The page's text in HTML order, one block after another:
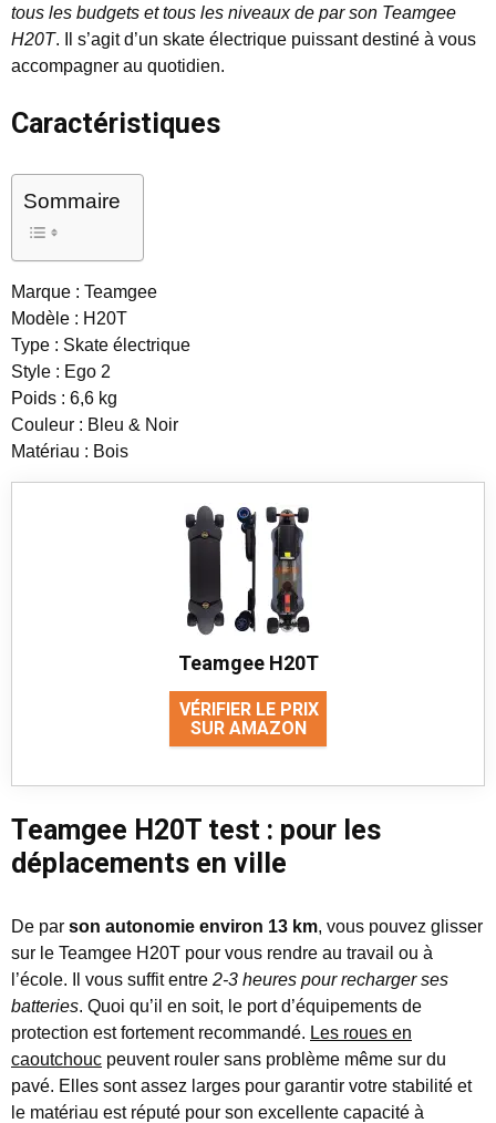
tous les budgets et tous les niveaux de par son Teamgee
H20T. Il s’agit d’un skate électrique puissant destiné à vous
accompagner au quotidien.
Caractéristiques
Sommaire
Marque : Teamgee
Modèle : H20T
Type : Skate électrique
Style : Ego 2
Poids : 6,6 kg
Couleur : Bleu & Noir
Matériau : Bois
Teamgee H20T
VÉRIFIER LE PRIX
SUR AMAZON
Teamgee H20T test : pour les
déplacements en ville
De par son autonomie environ 13 km, vous pouvez glisser
sur le Teamgee H20T pour vous rendre au travail ou à
l’école. Il vous suffit entre 2-3 heures pour recharger ses
batteries. Quoi qu’il en soit, le port d’équipements de
protection est fortement recommandé. Les roues en
caoutchouc peuvent rouler sans problème même sur du
pavé. Elles sont assez larges pour garantir votre stabilité et
le matériau est réputé pour son excellente capacité à